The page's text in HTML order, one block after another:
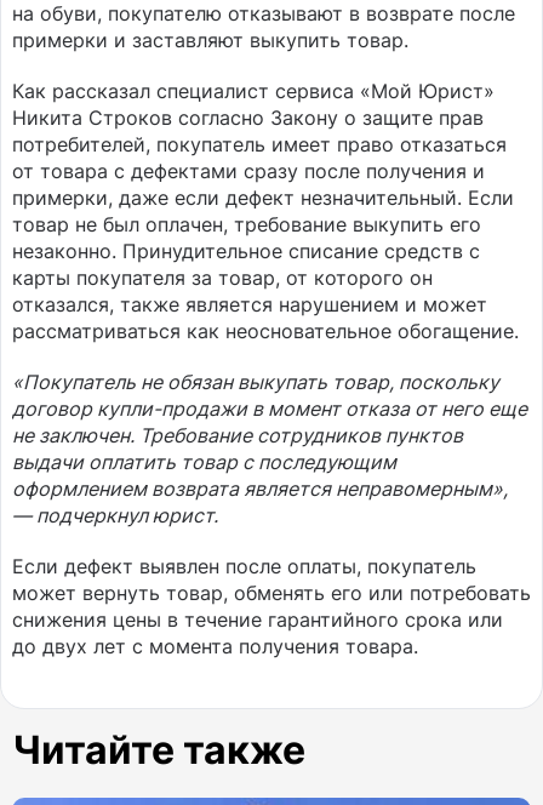
на обуви, покупателю отказывают в возврате после
примерки и заставляют выкупить товар.
Как рассказал специалист сервиса «Мой Юрист»
Никита Строков согласно Закону о защите прав
потребителей, покупатель имеет право отказаться
от товара с дефектами сразу после получения и
примерки, даже если дефект незначительный. Если
товар не был оплачен, требование выкупить его
незаконно. Принудительное списание средств с
карты покупателя за товар, от которого он
отказался, также является нарушением и может
рассматриваться как неосновательное обогащение.
«Покупатель не обязан выкупать товар, поскольку
договор купли-продажи в момент отказа от него еще
не заключен. Требование сотрудников пунктов
выдачи оплатить товар с последующим
оформлением возврата является неправомерным»,
— подчеркнул юрист.
Если дефект выявлен после оплаты, покупатель
может вернуть товар, обменять его или потребовать
снижения цены в течение гарантийного срока или
до двух лет с момента получения товара.
Читайте также